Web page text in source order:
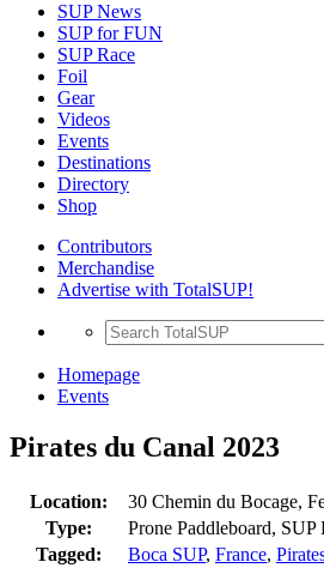
SUP News
SUP for FUN
SUP Race
Foil
Gear
Videos
Events
Destinations
Directory
Shop
Contributors
Merchandise
Advertise with TotalSUP!
Homepage
Events
Pirates du Canal 2023
Location:
30 Chemin du Bocage,
Type:
Prone Paddleboard, SUP
Tagged:
Boca SUP, France,